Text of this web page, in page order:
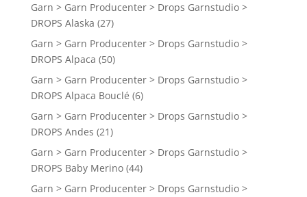
Garn > Garn Producenter > Drops Garnstudio >
DROPS Alaska (27)
Garn > Garn Producenter > Drops Garnstudio >
DROPS Alpaca (50)
Garn > Garn Producenter > Drops Garnstudio >
DROPS Alpaca Bouclé (6)
Garn > Garn Producenter > Drops Garnstudio >
DROPS Andes (21)
Garn > Garn Producenter > Drops Garnstudio >
DROPS Baby Merino (44)
Garn > Garn Producenter > Drops Garnstudio >